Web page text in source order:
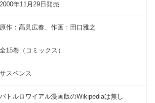
2000年11月29日発売
原作：高見広春、作画：田口雅之
全15巻（コミックス）
サスペンス
バトルロワイアル漫画版のWikipediaは無し